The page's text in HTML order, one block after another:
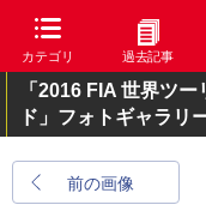
カテゴリ 過去記事
「2016 FIA 世界ツ
ド」フォトギャラリ
前の画像